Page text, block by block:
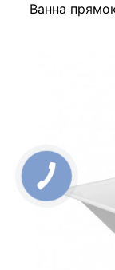
Ванна